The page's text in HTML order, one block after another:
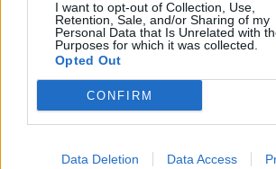
I want to opt-out of Collection, Use,
Retention, Sale, and/or Sharing of my
Personal Data that Is Unrelated with
Purposes for which it was collected.
Opted Out
CONFIRM
Data Deletion Data Access
kryształowy, nawet na
autorytetach można zauważyć
jednak rzecz naturalna.
umieć pracować nad swoimi
się je poprawić.